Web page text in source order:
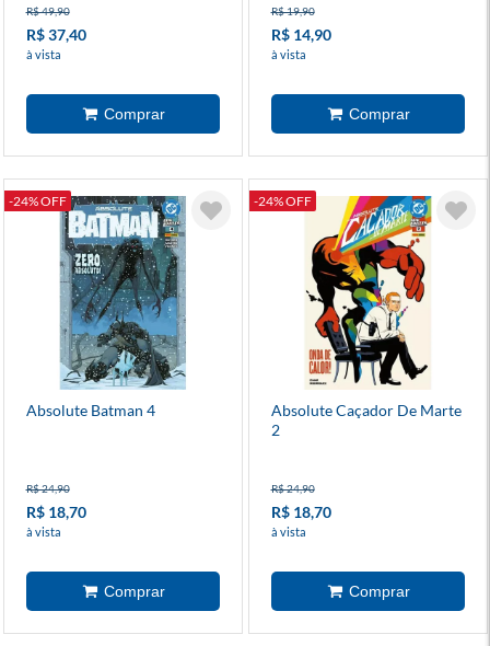
R$ 49,90
R$ 37,40
à vista
R$ 19,90
R$ 14,90
à vista
-24% OFF
Absolute Batman 4
R$ 24,90
R$ 18,70
à vista
-24% OFF
Absolute Caçador De Marte
2
R$ 24,90
R$ 18,70
à vista